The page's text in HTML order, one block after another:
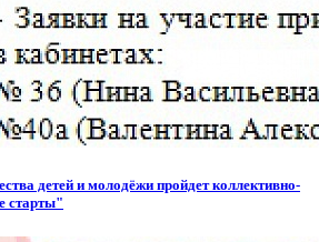
детей и молодёжи пройдет коллективно-
старты"